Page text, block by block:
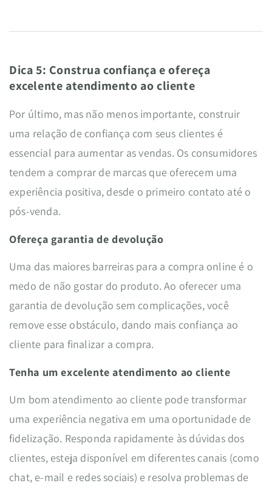
Dica 5: Construa confiança e ofereça
excelente atendimento ao cliente
Por último, mas não menos importante, construir
uma relação de confiança com seus clientes é
essencial para aumentar as vendas. Os consumidores
tendem a comprar de marcas que oferecem uma
experiência positiva, desde o primeiro contato até o
pós-venda.
Ofereça garantia de devolução
Uma das maiores barreiras para a compra online é o
medo de não gostar do produto. Ao oferecer uma
garantia de devolução sem complicações, você
remove esse obstáculo, dando mais confiança ao
cliente para finalizar a compra.
Tenha um excelente atendimento ao cliente
Um bom atendimento ao cliente pode transformar
uma experiência negativa em uma oportunidade de
fidelização. Responda rapidamente às dúvidas dos
clientes, esteja disponível em diferentes canais (como
chat, e-mail e redes sociais) e resolva problemas de